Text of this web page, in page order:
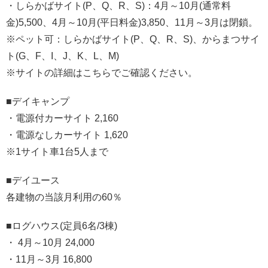
・しらかばサイト(P、Q、R、S)：4月～10月(通常料
金)5,500、4月～10月(平日料金)3,850、11月～3月は閉鎖。
※ペット可：しらかばサイト(P、Q、R、S)、からまつサイ
ト(G、F、I、J、K、L、M)
※サイトの詳細はこちらでご確認ください。
■デイキャンプ
・電源付カーサイト 2,160
・電源なしカーサイト 1,620
※1サイト車1台5人まで
■デイユース
各建物の当該月利用の60％
■ログハウス(定員6名/3棟)
・ 4月～10月 24,000
・11月～3月 16,800